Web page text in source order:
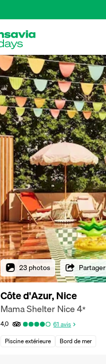
23 photos Partager
Côte d'Azur, Nice
Mama Shelter Nice4*
4,0 61 avis
Piscine extérieure
Bord de mer